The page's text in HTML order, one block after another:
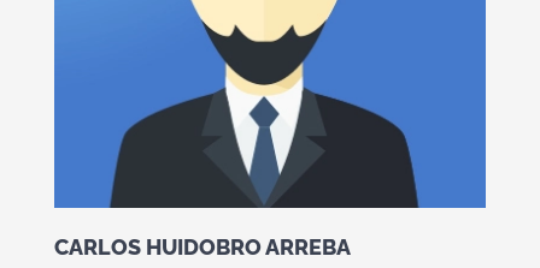
CARLOS HUIDOBRO ARREBA